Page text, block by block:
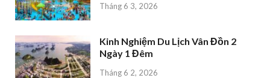
Tháng 6 3, 2026
Kinh Nghiệm Du Lịch Vân Đồn 2
Ngày 1 Đêm
Tháng 6 2, 2026